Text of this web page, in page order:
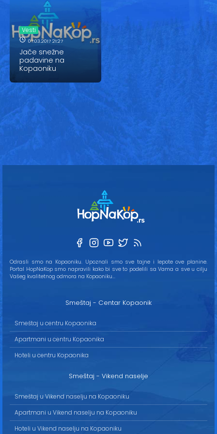
Vesti
07.03.2017 21:27
Jače snežne
padavine na
Kopaoniku
Odrasli smo na Kopaoniku. Upoznali smo sve tajne i lepote ove planine.
Portal HopNaKop smo napravili kako bi sve to podelili sa Vama a sve u cilju
Vašeg kvalitetnog odmora na Kopaoniku...
Smeštaj - Centar Kopaonik
Smeštaj u centru Kopaonika
Apartmani u centru Kopaonika
Hoteli u centru Kopaonika
Smeštaj - Vikend naselje
Smeštaj u Vikend naselju na Kopaoniku
Apartmani u Vikend naselju na Kopaoniku
Hoteli u Vikend naselju na Kopaoniku